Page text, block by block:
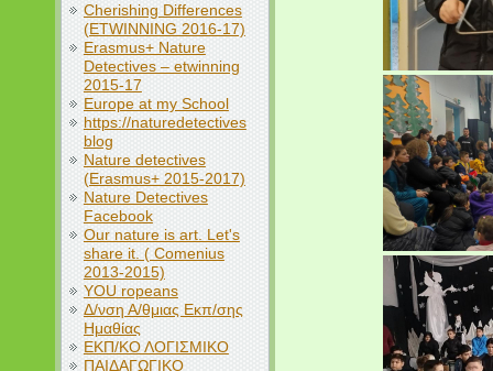
Cherishing Differences
(ETWINNING 2016-17)
Erasmus+ Nature
Detectives – etwinning
2015-17
Europe at my School
https://naturedetectives
blog
Nature detectives
(Erasmus+ 2015-2017)
Nature Detectives
Facebook
Our nature is art. Let's
share it. ( Comenius
2013-2015)
YOU ropeans
Δ/νση Α/θμιας Εκπ/σης
Ημαθίας
ΕΚΠ/ΚΟ ΛΟΓΙΣΜΙΚΟ
ΠΑΙΔΑΓΩΓΙΚΟ